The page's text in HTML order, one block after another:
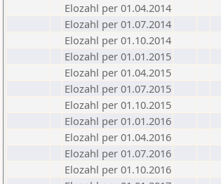
Elozahl per 01.04.2014
Elozahl per 01.07.2014
Elozahl per 01.10.2014
Elozahl per 01.01.2015
Elozahl per 01.04.2015
Elozahl per 01.07.2015
Elozahl per 01.10.2015
Elozahl per 01.01.2016
Elozahl per 01.04.2016
Elozahl per 01.07.2016
Elozahl per 01.10.2016